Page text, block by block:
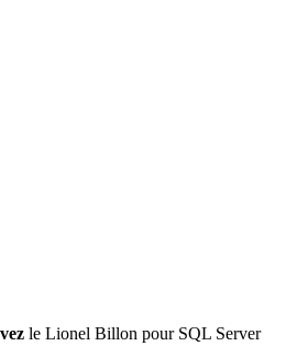
le Lionel Billon pour SQL Server